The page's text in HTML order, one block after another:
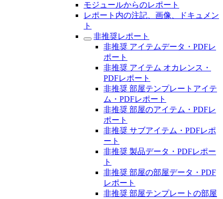
モジュールからのレポート
レポート内の注記、画像、ドキュメン
ト
非推奨レポート
非推奨 アイテムデータ・PDFレ
ポート
非推奨 アイテム オカレンス・
PDFレポート
非推奨 部屋テンプレートアイテ
ム・PDFレポート
非推奨 部屋のアイテム・PDFレ
ポート
非推奨 サブアイテム・PDFレポ
ート
非推奨 製品データ・PDFレポー
ト
非推奨 部屋の部屋データ・PDF
レポート
非推奨 部屋テンプレートの部屋